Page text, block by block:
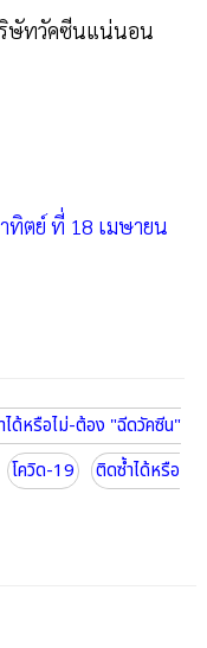
ริษัทวัคซีนแน่นอน
ทิตย์ ที่ 18 เมษายน
ด้หรือไม่-ต้อง "ฉีดวัคซีน"
โควิด-19
ติดซ้ำได้หรือ